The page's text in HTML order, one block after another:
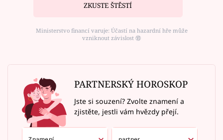
ZKUSTE ŠTĚSTÍ
Ministerstvo financí varuje: Účastí na hazardní hře může
vzniknout závislost ⑱
PARTNERSKÝ HOROSKOP
Jste si souzení? Zvolte znamení a
zjistěte, jestli vám hvězdy přejí.